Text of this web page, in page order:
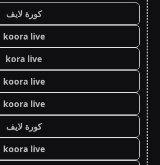
كورة لايف
koora live
kora live
koora live
koora live
كورة لايف
koora live